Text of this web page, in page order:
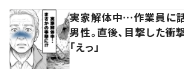
実家解体中…作業員に
男性。直後、目撃した
「えっ」